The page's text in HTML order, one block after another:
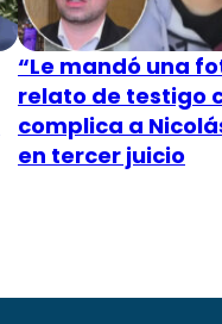
“Le mandó una
relato de testigo
complica a
en tercer juicio